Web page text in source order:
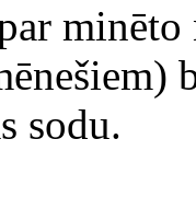
minēto
sodu.